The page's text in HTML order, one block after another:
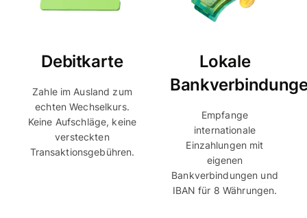
Debitkarte
Zahle im Ausland zum
echten Wechselkurs.
Keine Aufschläge, keine
versteckten
Transaktionsgebühren.
Lokale
Empfange
internationale
Einzahlungen mit
eigenen
Bankverbindungen und
IBAN für 8 Währungen.